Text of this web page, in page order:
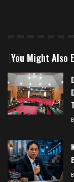
You Might Also